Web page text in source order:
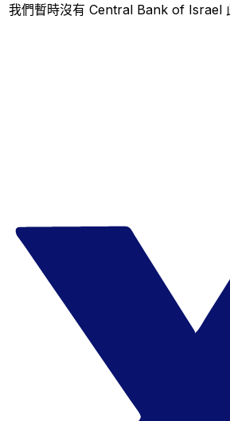
我們暫時沒有 Central Bank of Israel